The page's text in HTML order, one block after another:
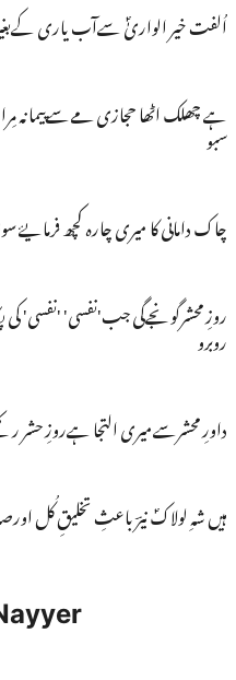
اُلفت خیر الواریٰؐ سےآب یاری
ہے چھلک اٹھا حجازی مےسےپیمانہ
سبو
چاک دامانی کا میری چارہ کچھ
روزِ محشرگونجےگی جب'نفسی' 'نفسی'
روبرو
داورِ محشرسےمیری التجا ہےروزِ حشر
ہیں شہِ لولاکؐ نیرؔ باعثِ تخلیقِ کُل